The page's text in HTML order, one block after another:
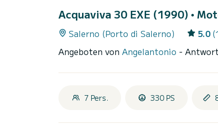
Acquaviva 30 EXE (1990) •
Salerno (Porto di Salerno) 5.0
Angeboten von Angelantonio -
7 Pers. 330 PS